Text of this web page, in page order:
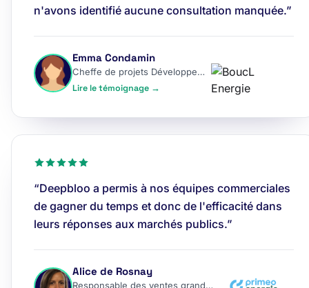
n'avons identifié aucune consultation manquée.”
Emma Condamin
Cheffe de projets Développement
Lire le témoignage →
“Deepbloo a permis à nos équipes commerciales
de gagner du temps et donc de l'efficacité dans
leurs réponses aux marchés publics.”
Alice de Rosnay
Responsable des ventes grands comptes